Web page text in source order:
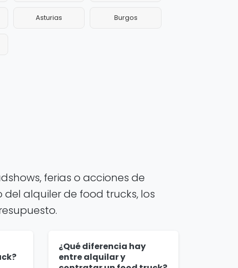
Asturias Burgos
ferias o acciones de
alquiler de food trucks, los
¿Qué diferencia hay
entre alquilar y